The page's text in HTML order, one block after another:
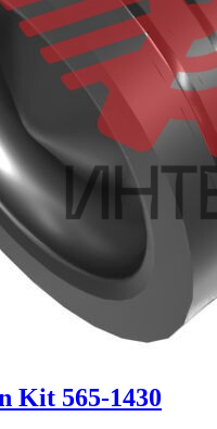
Kit 565-1430